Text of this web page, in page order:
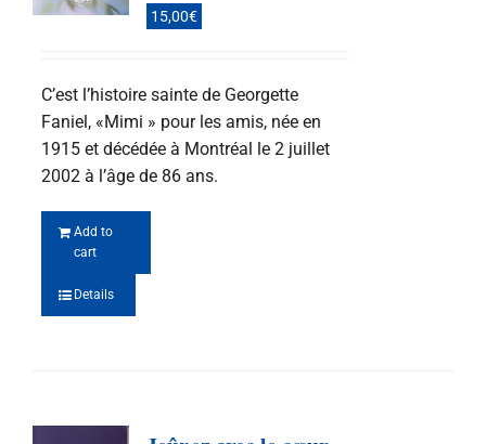
15,00€
C’est l’histoire sainte de Georgette
Faniel, «Mimi » pour les amis, née en
1915 et décédée à Montréal le 2 juillet
2002 à l’âge de 86 ans.
Add to
cart
Details